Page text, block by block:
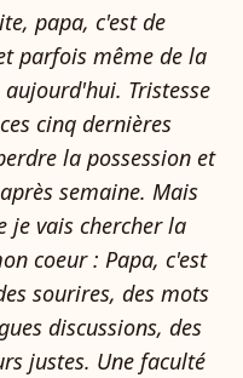
papa, c'est de
parfois même de la
Tristesse
cinq dernières
la possession et
semaine. Mais
je vais chercher la
coeur : Papa, c'est
sourires, des mots
discussions, des
justes. Une faculté